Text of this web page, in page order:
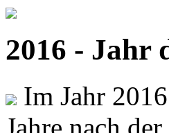
2016 - Jahr
Im Jahr
Jahre nach